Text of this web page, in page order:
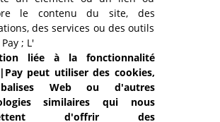
le contenu du site, des
des services ou des outils
; L'
liée à la fonctionnalité
peut utiliser des cookies,
Web ou d'autres
similaires qui nous
d'offrir des